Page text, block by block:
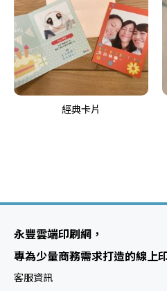
經典卡片
永豐雲端印刷網，
專為少量商務需求打造的線上
客服資訊